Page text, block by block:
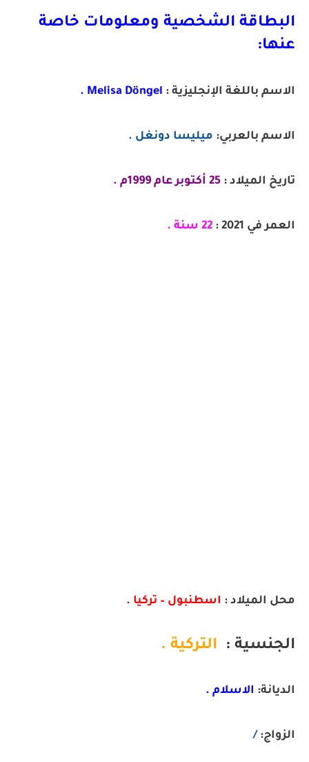
البطاقة الشخصية ومعلومات خاصة
عنها:
الاسم باللغة الإنجليزية : Melisa Döngel .
الاسم بالعربي: ميليسا دونغل .
تاريخ الميلاد : 25 أكتوبر عام 1999م .
العمر في 2021 : 22 سنة .
محل الميلاد : اسطنبول – تركيا .
الجنسية : التركية .
الديانة: الاسلام .
الزواج: /